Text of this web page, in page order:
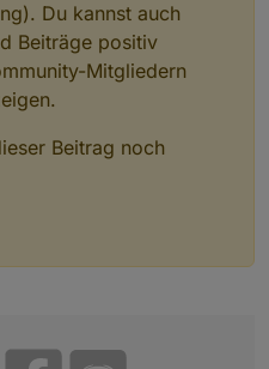
Du kannst auch
Beiträge positiv
Mitgliedern
Beitrag noch